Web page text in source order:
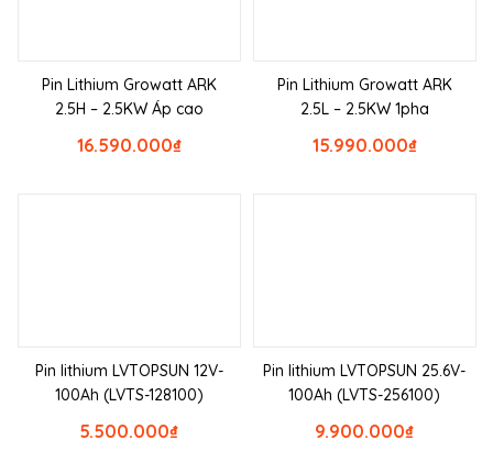
Pin Lithium Growatt ARK
2.5H – 2.5KW Áp cao
₫
16.590.000
Pin Lithium Growatt ARK
2.5L – 2.5KW 1pha
₫
15.990.000
Pin lithium LVTOPSUN 12V-
100Ah (LVTS-128100)
₫
5.500.000
Pin lithium LVTOPSUN 25.6V-
100Ah (LVTS-256100)
₫
9.900.000